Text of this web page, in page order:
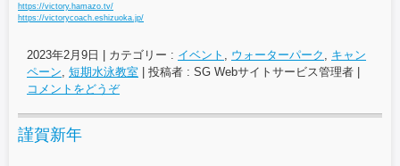
https://victory.hamazo.tv/
https://victorycoach.eshizuoka.jp/
2023年2月9日 カテゴリー : イベント ウォーターパーク
キャン
ペーン 短期水泳教室 投稿者 : SG Webサイトサービス管理者
コメントをどうぞ
謹賀新年